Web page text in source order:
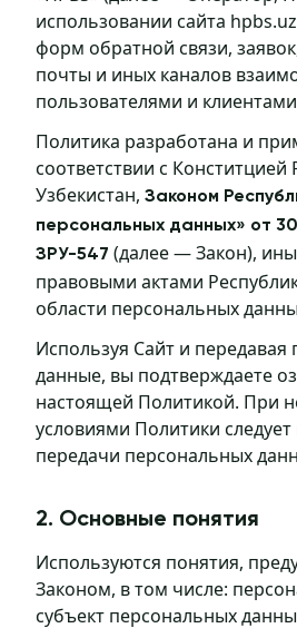
использовании сайта
форм обратной связи,
почты и иных каналов
пользователями и
Политика разработана и
соответствии с Конститцией
Узбекистан, Законом
персональных данных» от
ЗРУ-547 (далее — Закон),
правовыми актами
области персональных
Используя Сайт и
данные, вы подтверждаете
настоящей Политикой. При
условиями Политики
передачи персональных
2. Основные понятия
Используются понятия,
Законом, в том числе:
субъект персональных